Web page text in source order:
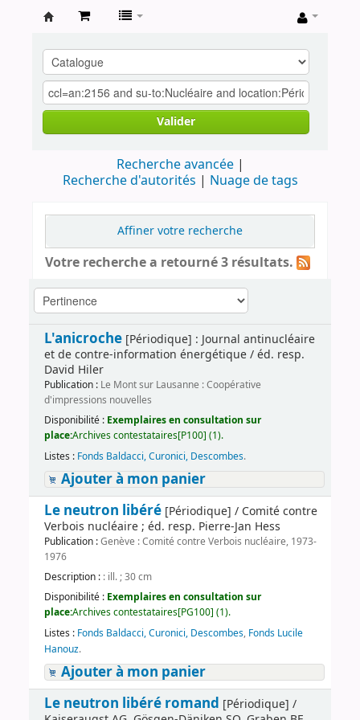
contestataires
Valider
Recherche avancée
Recherche d'autorités
Nuage de tags
Affiner votre recherche
Votre recherche a retourné 3 résultats.
L'anicroche[Périodique] : Journal antinucléaire
et de contre-information énergétique / éd. resp.
David Hiler
Publication : Le Mont sur Lausanne : Coopérative
d'impressions nouvelles
Disponibilité : Exemplaires en consultation sur
place:Archives contestataires[P100] (1).
Listes : Fonds Baldacci, Curonici, Descombes.
Ajouter à mon panier
Le neutron libéré[Périodique] / Comité contre
Verbois nucléaire ; éd. resp. Pierre-Jan Hess
Publication :Genève : Comité contre Verbois nucléaire, 1973-
1976
Description : : ill. ; 30 cm
Disponibilité : Exemplaires en consultation sur
place:Archives contestataires[PG100] (1).
Listes : Fonds Baldacci, Curonici, Descombes, Fonds Lucile
Hanouz.
Ajouter à mon panier
Le neutron libéré romand [Périodique] /